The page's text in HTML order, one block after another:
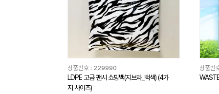
상품번호 : 229990
LDPE 고급 팬시 쇼핑백(지브라_백색) (4가
지 사이즈)
상품번